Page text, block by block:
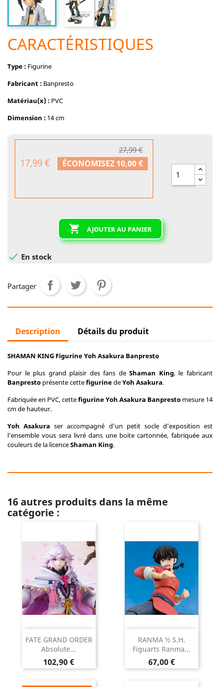
CARACTÉRISTIQUES
Type : Figurine
Fabricant : Banpresto
Matériau(x) : PVC
Dimension : 14 cm
27,99 €
17,99 € ÉCONOMISEZ 10,00 €
 AJOUTER AU PANIER
 En stock
Partager
Description Détails du produit
SHAMAN KING Figurine Yoh Asakura Banpresto
Pour le plus grand plaisir des fans deShaman King, le fabricant
Banpresto présente cettefigurinedeYoh Asakura.
Fabriquée en PVC, cettefigurine Yoh Asakura Banpresto mesure 14
cm de hauteur.
Yoh Asakura ser accompagné d’un petit socle d’exposition est
l’ensemble vous sera livré dans une boite cartonnée, fabriquée aux
couleurs de la licenceShaman King.
16 autres produits dans la même
catégorie :
FATE GRAND ORDER
Absolute...
Prix
102,90 €
RANMA ½ S.H.
Figuarts Ranma...
Prix
67,00 €